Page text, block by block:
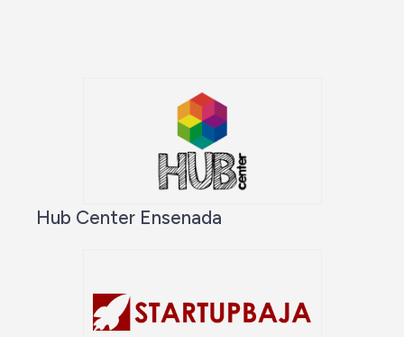
Hub Center Ensenada